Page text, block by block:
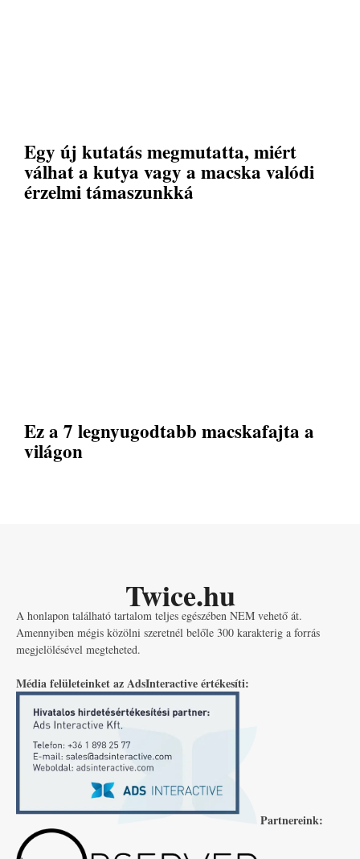
Egy új kutatás megmutatta, miért
válhat a kutya vagy a macska valódi
érzelmi támaszunkká
Ez a 7 legnyugodtabb macskafajta a
világon
Twice.hu
A honlapon található tartalom teljes egészében NEM vehető át.
Amennyiben mégis közölni szeretnél belőle 300 karakterig a forrás
megjelölésével megteheted.
Média felületeinket az AdsInteractive értékesíti:
Partnereink: